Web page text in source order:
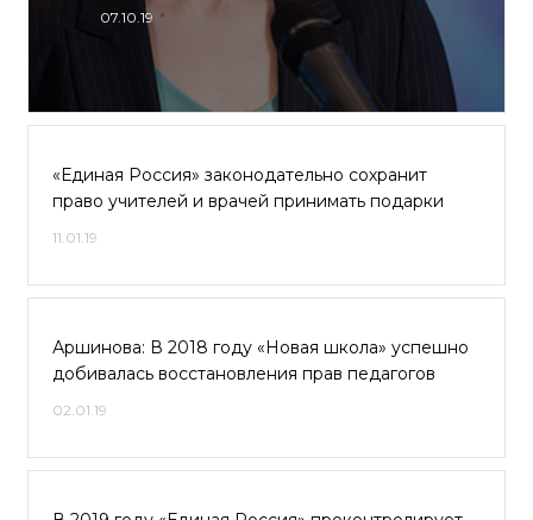
07.10.19
«Единая Россия» законодательно сохранит
право учителей и врачей принимать подарки
11.01.19
Аршинова: В 2018 году «Новая школа» успешно
добивалась восстановления прав педагогов
02.01.19